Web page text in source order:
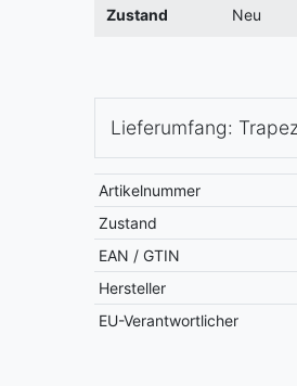
Zustand Neu
Lieferumfang:
Artikelnummer
Zustand
EAN / GTIN
Hersteller
EU-Verantwortlicher